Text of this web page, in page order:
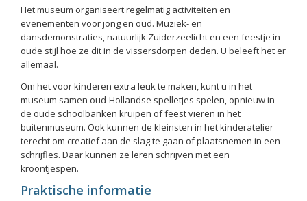
Het museum organiseert regelmatig activiteiten en
evenementen voor jong en oud. Muziek- en
dansdemonstraties, natuurlijk Zuiderzeelicht en een feestje in
oude stijl hoe ze dit in de vissersdorpen deden. U beleeft het er
allemaal.
Om het voor kinderen extra leuk te maken, kunt u in het
museum samen oud-Hollandse spelletjes spelen, opnieuw in
de oude schoolbanken kruipen of feest vieren in het
buitenmuseum. Ook kunnen de kleinsten in het kinderatelier
terecht om creatief aan de slag te gaan of plaatsnemen in een
schrijfles. Daar kunnen ze leren schrijven met een
kroontjespen.
Praktische informatie